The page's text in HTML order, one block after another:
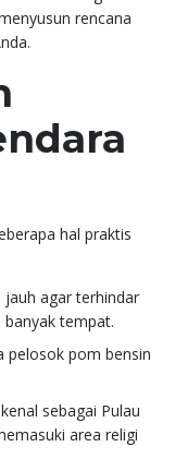
rencana
hal praktis
jauh agar terhindar
tempat.
pelosok pom bensin
sebagai Pulau
area religi